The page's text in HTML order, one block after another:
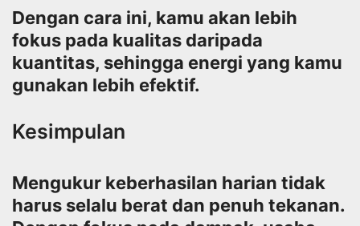
Dengan cara ini, kamu akan lebih
fokus pada kualitas daripada
kuantitas, sehingga energi yang kamu
gunakan lebih efektif.
Kesimpulan
Mengukur keberhasilan harian tidak
harus selalu berat dan penuh tekanan.